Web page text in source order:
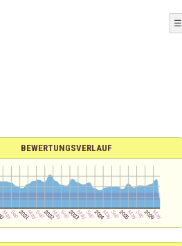
☰
BEWERTUNGSVERLAUF